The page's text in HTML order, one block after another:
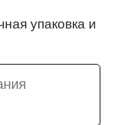
упаковка и